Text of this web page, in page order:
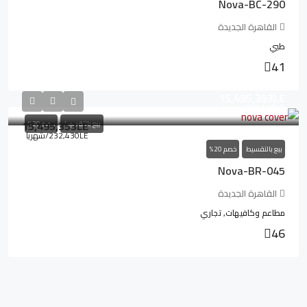
القاهرة الجديدة
طبي
41
بيع بالتقسيط خصم 20%
بيع بالتقسيط خصم 20%
Nova-BR-045
15,495,353LE
232,430LE/شهريا
القاهرة الجديدة
مطاعم وكافيهات, تجاري
46